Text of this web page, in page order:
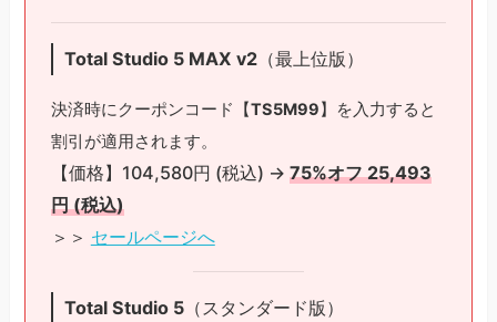
Total Studio 5 MAX v2（最上位版）
決済時にクーポンコード【TS5M99】を入力すると
割引が適用されます。
【価格】104,580円 (税込) → 75%オフ 25,493
円 (税込)
＞＞ セールページへ
Total Studio 5（スタンダード版）